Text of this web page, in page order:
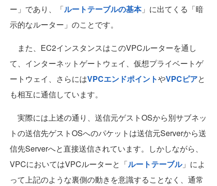
ー」であり、「ルートテーブルの基本」に出てくる「暗
示的なルーター」のことです。
また、EC2インスタンスはこのVPCルーターを通し
て、インターネットゲートウェイ、仮想プライベートゲ
ートウェイ、さらにはVPCエンドポイントやVPCピアと
も相互に通信しています。
実際には上述の通り、送信元ゲストOSから別サブネッ
トの送信先ゲストOSへのパケットは送信元Serverから送
信先Serverへと直接送信されています。しかしながら、
VPCにおいてはVPCルーターと「ルートテーブル」によ
って上記のような裏側の動きを意識することなく、通常